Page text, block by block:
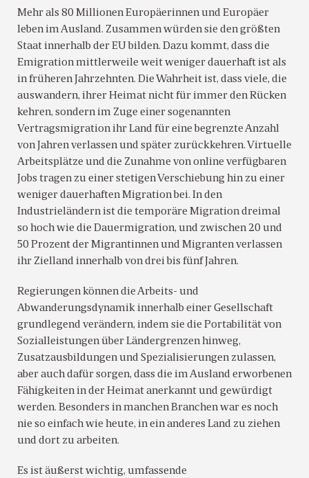
Mehr als 80 Millionen Europäerinnen und Europäer
leben im Ausland. Zusammen würden sie den größten
Staat innerhalb der EU bilden. Dazu kommt, dass die
Emigration mittlerweile weit weniger dauerhaft ist als
in früheren Jahrzehnten. Die Wahrheit ist, dass viele, die
auswandern, ihrer Heimat nicht für immer den Rücken
kehren, sondern im Zuge einer sogenannten
Vertragsmigration ihr Land für eine begrenzte Anzahl
von Jahren verlassen und später zurückkehren. Virtuelle
Arbeitsplätze und die Zunahme von online verfügbaren
Jobs tragen zu einer stetigen Verschiebung hin zu einer
weniger dauerhaften Migration bei. In den
Industrieländern ist die temporäre Migration dreimal
so hoch wie die Dauermigration, und zwischen 20 und
50 Prozent der Migrantinnen und Migranten verlassen
ihr Zielland innerhalb von drei bis fünf Jahren.
Regierungen können die Arbeits- und
Abwanderungsdynamik innerhalb einer Gesellschaft
grundlegend verändern, indem sie die Portabilität von
Sozialleistungen über Ländergrenzen hinweg,
Zusatzausbildungen und Spezialisierungen zulassen,
aber auch dafür sorgen, dass die im Ausland erworbenen
Fähigkeiten in der Heimat anerkannt und gewürdigt
werden. Besonders in manchen Branchen war es noch
nie so einfach wie heute, in ein anderes Land zu ziehen
und dort zu arbeiten.
Es ist äußerst wichtig, umfassende